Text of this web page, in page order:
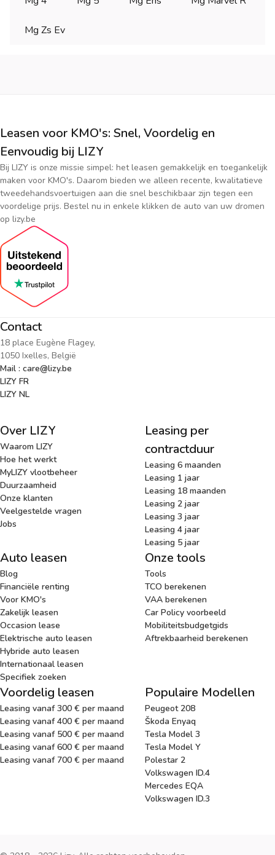
Mg Zs Ev
Leasen voor KMO's: Snel, Voordelig en
Eenvoudig bij LIZY
Bij LIZY is onze missie simpel: het leasen gemakkelijk en toegankelijk
maken voor KMO's. Daarom bieden we alleen recente, kwalitatieve
tweedehandsvoertuigen aan die snel beschikbaar zijn tegen een
voordelige prijs. Bestel nu in enkele klikken de auto van uw dromen
op lizy.be
Contact
18 place Eugène Flagey,
1050 Ixelles, België
Mail : care@lizy.be
LIZY FR
LIZY NL
Over LIZY
Waarom LIZY
Hoe het werkt
MyLIZY vlootbeheer
Duurzaamheid
Onze klanten
Veelgestelde vragen
Jobs
Leasing per
contractduur
Leasing 6 maanden
Leasing 1 jaar
Leasing 18 maanden
Leasing 2 jaar
Leasing 3 jaar
Leasing 4 jaar
Leasing 5 jaar
Auto leasen
Blog
Financiële renting
Voor KMO's
Zakelijk leasen
Occasion lease
Elektrische auto leasen
Hybride auto leasen
Internationaal leasen
Specifiek zoeken
Onze tools
Tools
TCO berekenen
VAA berekenen
Car Policy voorbeeld
Mobiliteitsbudgetgids
Aftrekbaarheid berekenen
Voordelig leasen
Leasing vanaf 300 € per maand
Leasing vanaf 400 € per maand
Leasing vanaf 500 € per maand
Leasing vanaf 600 € per maand
Leasing vanaf 700 € per maand
Populaire Modellen
Peugeot 208
Škoda Enyaq
Tesla Model 3
Tesla Model Y
Polestar 2
Volkswagen ID.4
Mercedes EQA
Volkswagen ID.3